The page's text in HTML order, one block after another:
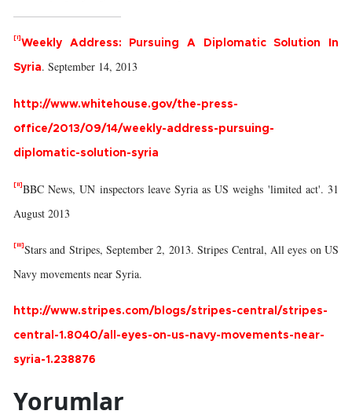
[i]
Weekly Address: Pursuing A Diplomatic Solution In
Syria. September 14, 2013
http://www.whitehouse.gov/the-press-
office/2013/09/14/weekly-address-pursuing-
diplomatic-solution-syria
[ii] BBC News, UN inspectors leave Syria as US weighs 'limited act'. 31
August 2013
[iii] Stars and Stripes, September 2, 2013. Stripes Central, All eyes on US
Navy movements near Syria.
http://www.stripes.com/blogs/stripes-central/stripes-
central-1.8040/all-eyes-on-us-navy-movements-near-
syria-1.238876
Yorumlar